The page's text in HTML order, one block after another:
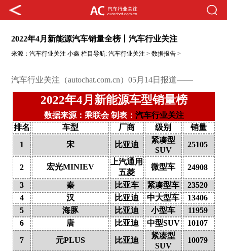
2022年4月新能源汽车销量全榜丨汽车行业关注
来源：汽车行业关注 小鑫 栏目导航:汽车行业关注 >数据报告 >
汽车行业关注（autochat.com.cn）05月14日报道——
2022年4月新能源车型销量榜
数据来源：乘联会 制表： 汽车行业关注
排名
车型 厂商 级别
销量
1
宋 比亚迪
紧凑型
SUV
25105
2 宏光MINIEV
上汽通用
五菱
微型车 24908
3 秦 比亚车 紧凑型车
23520
4
汉 比亚迪 中大型车
13406
5
海豚 比亚迪 小型车
11959
6
唐 比亚迪 中型SUV
10107
7
元PLUS 比亚迪
紧凑型
SUV
10079